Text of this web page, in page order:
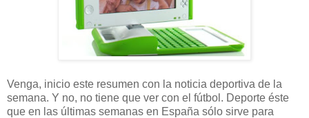
Venga, inicio este resumen con la noticia deportiva de la
semana. Y no, no tiene que ver con el fútbol. Deporte éste
que en las últimas semanas en España sólo sirve para